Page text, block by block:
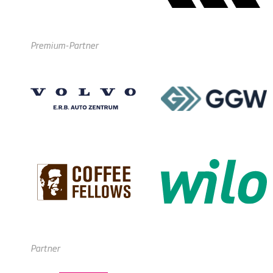
Premium-Partner
Partner